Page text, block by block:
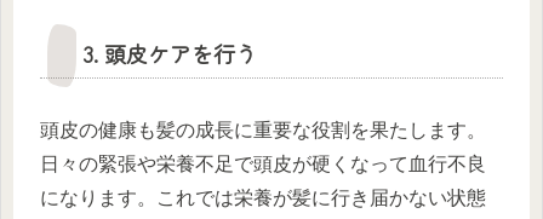
3. 頭皮ケアを行う
頭皮の健康も髪の成長に重要な役割を果たします。
日々の緊張や栄養不足で頭皮が硬くなって血行不良
になります。これでは栄養が髪に行き届かない状態